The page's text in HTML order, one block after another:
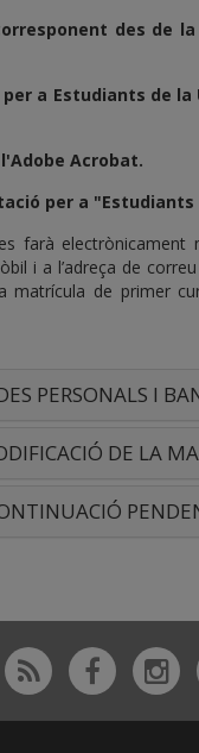
des de la
a Estudiants de
Acrobat.
per a
farà
i a l’adreça de
de primer
PERSONALS I
DE LA
Rss